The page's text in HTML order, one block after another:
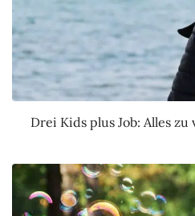
Drei Kids plus Job: Alles